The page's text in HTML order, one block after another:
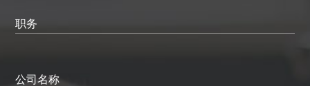
职务
公司名称